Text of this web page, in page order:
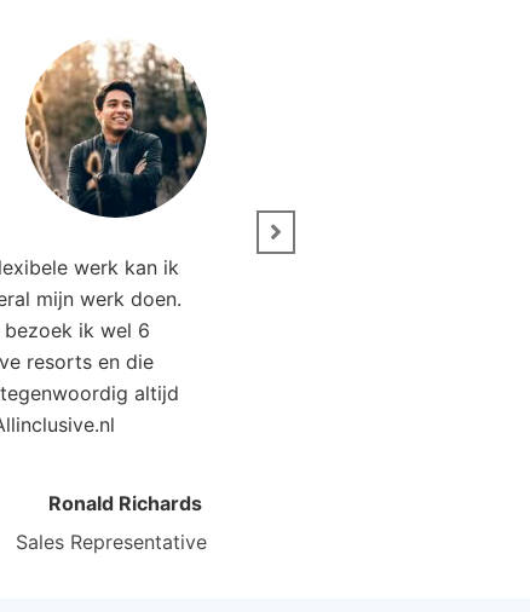
werk kan ik
mijn werk doen.
ik wel 6
resorts en die
altijd
Ronald Richards
Sales Representative